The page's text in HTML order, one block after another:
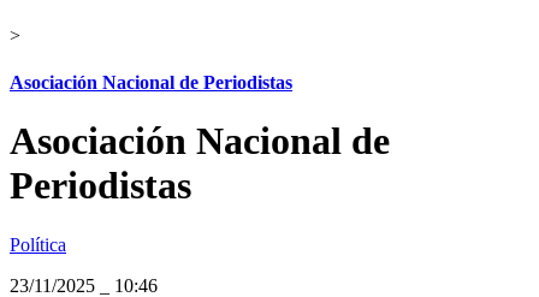
>
Asociación Nacional de Periodistas
Asociación Nacional de
Periodistas
Política
23/11/2025
10:46